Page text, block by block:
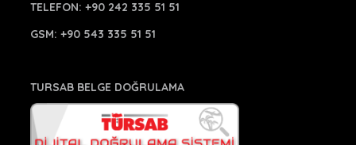
TELEFON: +90 242 335 51 51
GSM: +90 543 335 51 51
TURSAB BELGE DOĞRULAMA